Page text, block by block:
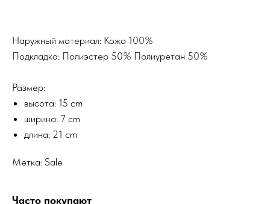
Наружный материал: Кожа 100%
Подкладка: Полиэстер 50% Полиуретан 50%
Размер:
высота: 15 cm
ширина: 7 cm
длина: 21 cm
Метка: Sale
Часто покупают